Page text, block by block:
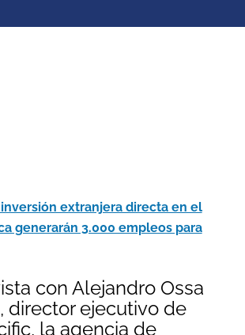
extranjera directa en el
generarán 3.000 empleos para
con Alejandro Ossa
director ejecutivo de
la agencia de